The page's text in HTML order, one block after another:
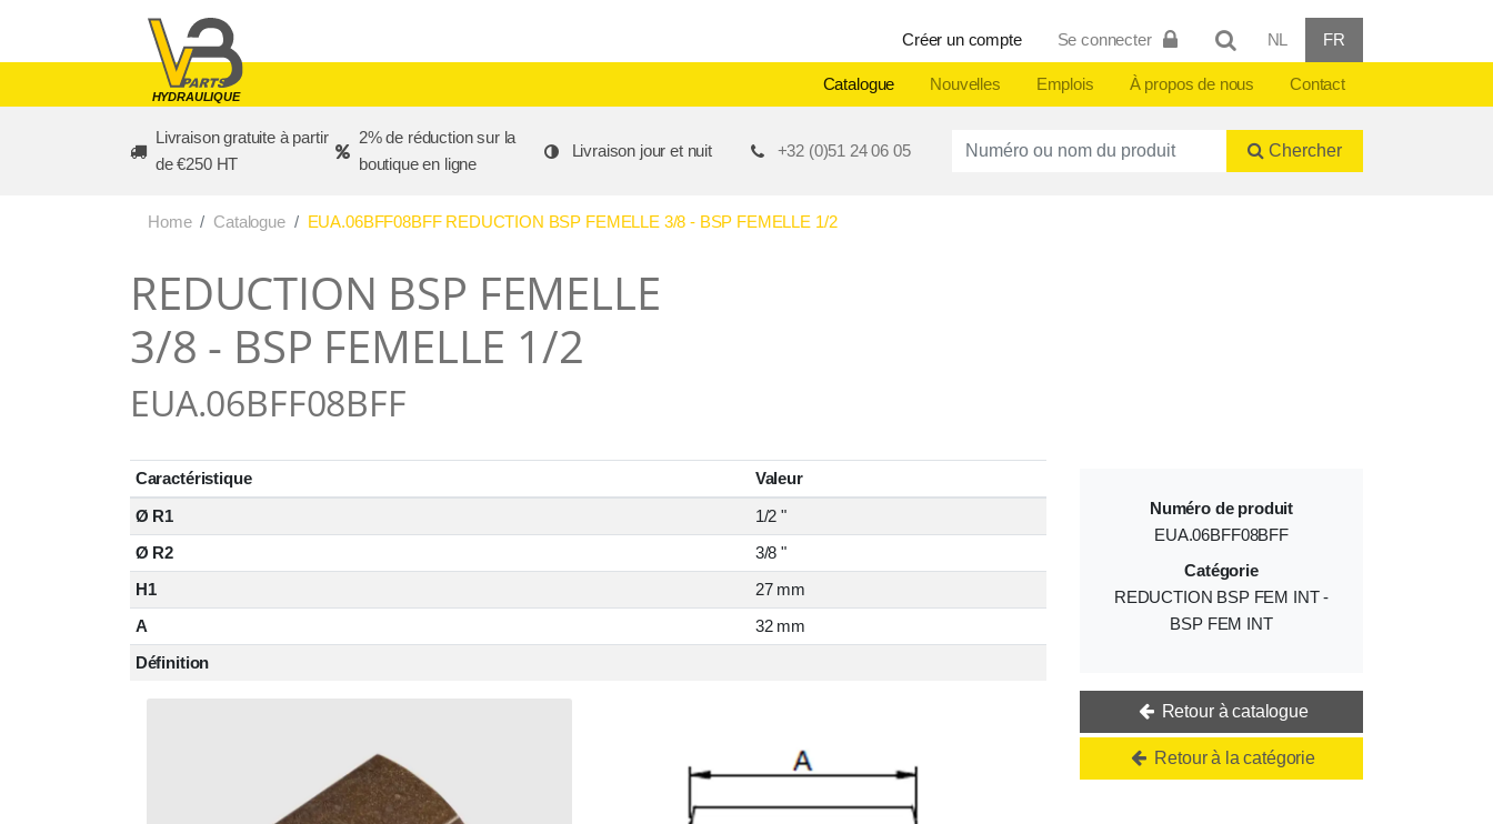
HYDRAULIQUE
Créer un compte Se connecter NL FR
Catalogue Nouvelles Emplois À propos de nous Contact
Livraison gratuite à partir
de €250 HT
2% de réduction sur la
boutique en ligne
Livraison jour et nuit +32 (0)51 24 06 05 Productnummer of naam Chercher
Home Catalogue EUA.06BFF08BFF REDUCTION BSP FEMELLE 3/8 - BSP FEMELLE 1/2
REDUCTION BSP FEMELLE
3/8 - BSP FEMELLE 1/2
EUA.06BFF08BFF
Caractéristique
Valeur
Ø R1
1/2 "
Ø R2
3/8 "
H1
27 mm
A
32 mm
Définition
Numéro de produit
EUA.06BFF08BFF
Catégorie
REDUCTION BSP FEM INT -
BSP FEM INT
Retour à catalogue
Retour à la catégorie